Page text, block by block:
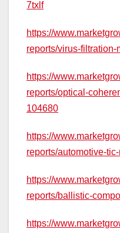
7txlf
https://
reports/virus-filtration-
https://
reports/optical-
104680
https://
reports/automotive-
https://
reports/ballistic-
https://